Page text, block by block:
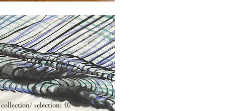
collection/ selection: 07